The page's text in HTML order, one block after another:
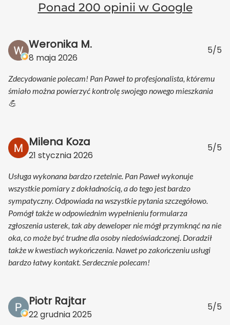
Ponad 200 opinii w Google
Weronika M.
8 maja 2026
5/5
Zdecydowanie polecam! Pan Paweł to profesjonalista, któremu
śmiało można powierzyć kontrolę swojego nowego mieszkania
💪
Milena Koza
21 stycznia 2026
5/5
Usługa wykonana bardzo rzetelnie. Pan Paweł wykonuje
wszystkie pomiary z dokładnością, a do tego jest bardzo
sympatyczny. Odpowiada na wszystkie pytania szczegółowo.
Pomógł także w odpowiednim wypełnieniu formularza
zgłoszenia usterek, tak aby deweloper nie mógł przymknąć na nie
oka, co może być trudne dla osoby niedoświadczonej. Doradził
także w kwestiach wykończenia. Nawet po zakończeniu usługi
bardzo łatwy kontakt. Serdecznie polecam!
Piotr Rajtar
22 grudnia 2025
5/5